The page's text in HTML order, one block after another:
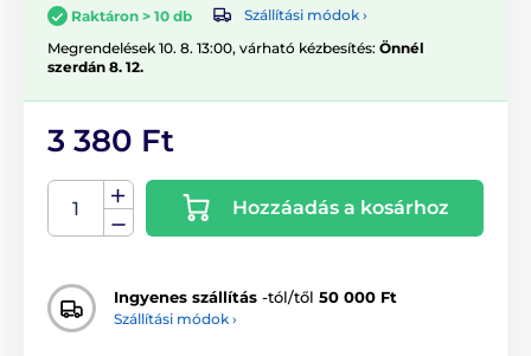
Raktáron > 10 db
Szállítási módok ›
Megrendelések 10. 8. 13:00, várható kézbesítés: Önnél
szerdán 8. 12.
3 380 Ft
Hozzáadás a kosárhoz
Ingyenes szállítás -tól/től 50 000 Ft
Szállítási módok ›